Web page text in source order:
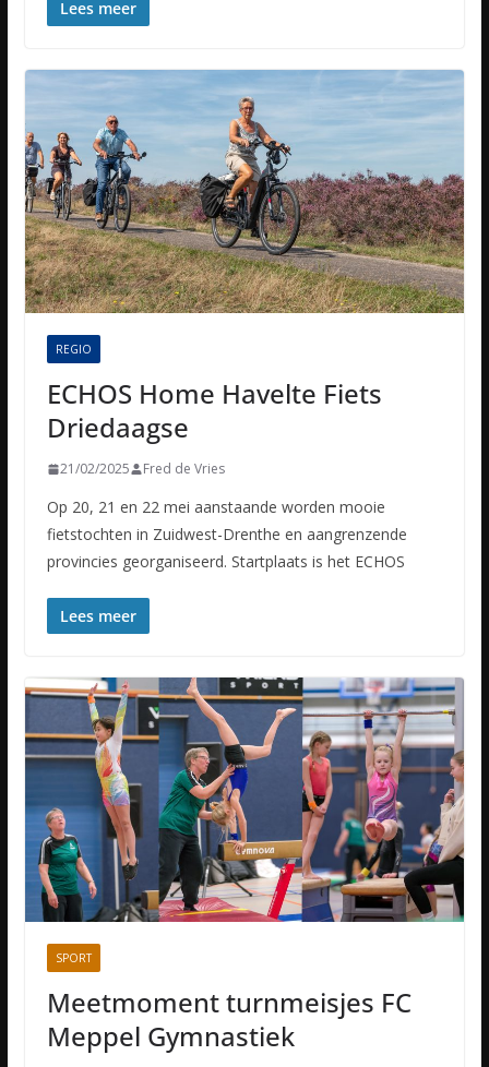
Lees meer
REGIO
ECHOS Home Havelte Fiets
Driedaagse
21/02/2025 Fred de Vries
Op 20, 21 en 22 mei aanstaande worden mooie
fietstochten in Zuidwest-Drenthe en aangrenzende
provincies georganiseerd. Startplaats is het ECHOS
Lees meer
SPORT
Meetmoment turnmeisjes FC
Meppel Gymnastiek